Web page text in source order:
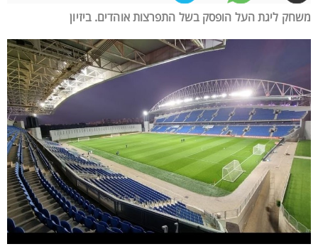
משחק ליגת העל הופסק בשל התפרצות אוהדים. ביזיון